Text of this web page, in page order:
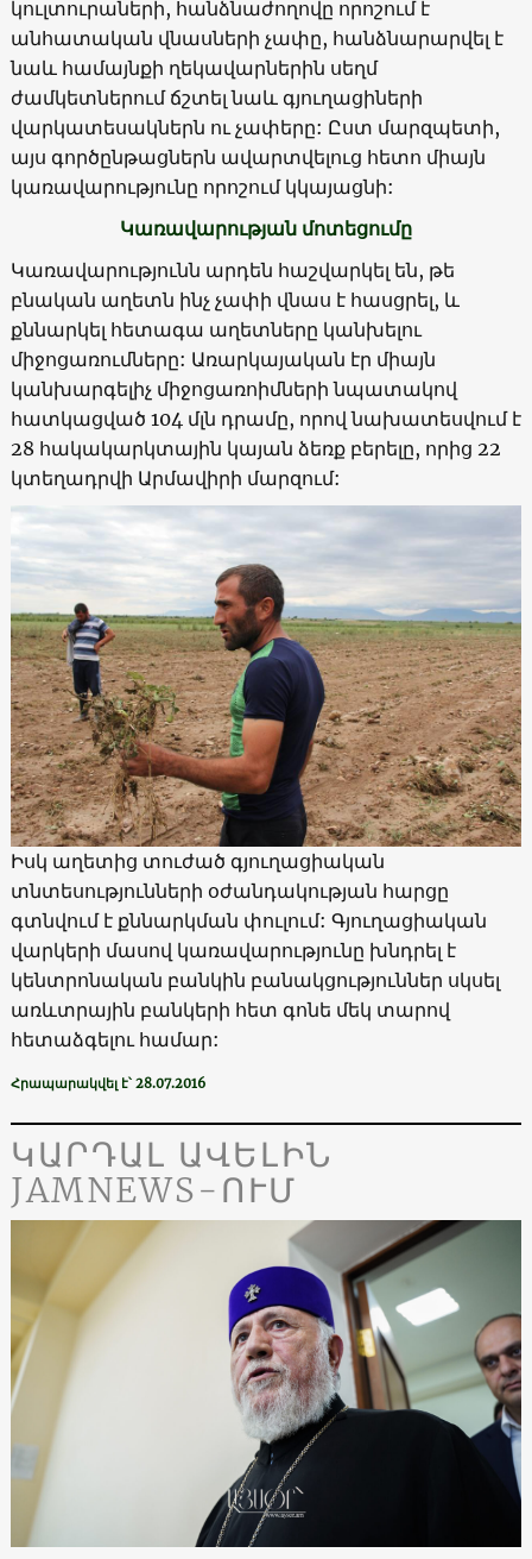
կուլտուրաների, հանձնաժողովը որոշում է
անհատական վնասների չափը, հանձնարարվել է
նաև համայնքի ղեկավարներին սեղմ
ժամկետներում ճշտել նաև գյուղացիների
վարկատեսակներն ու չափերը: Ըստ մարզպետի,
այս գործընթացներն ավարտվելուց հետո միայն
կառավարությունը որոշում կկայացնի:
Կառավարության մոտեցումը
Կառավարությունն արդեն հաշվարկել են, թե
բնական աղետն ինչ չափի վնաս է հասցրել, և
քննարկել հետագա աղետները կանխելու
միջոցառումները: Առարկայական էր միայն
կանխարգելիչ միջոցառոիմների նպատակով
հատկացված 104 մլն դրամը, որով նախատեսվում է
28 հակակարկտային կայան ձեռք բերելը, որից 22
կտեղադրվի Արմավիրի մարզում:
Իսկ աղետից տուժած գյուղացիական
տնտեսությունների օժանդակության հարցը
գտնվում է քննարկման փուլում: Գյուղացիական
վարկերի մասով կառավարությունը խնդրել է
կենտրոնական բանկին բանակցություններ սկսել
առևտրային բանկերի հետ գոնե մեկ տարով
հետաձգելու համար:
Հրապարակվել է՝ 28.07.2016
ԿԱՐԴԱԼ ԱՎԵԼԻՆ
JAMNEWS-ՈՒՄ